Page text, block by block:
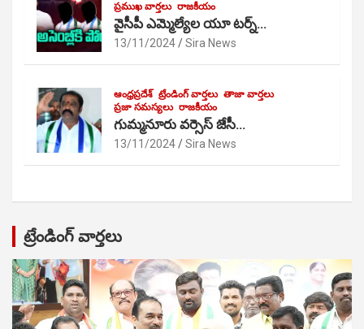
ప్రముఖ వార్తలు రాజకీయం
వైసీపీ ఎమ్మెల్యేల యూ టర్న్…
13/11/2024 Sira News
ఆంధ్రప్రదేశ్ ట్రేండింగ్ వార్తలు తాజా వార్తలు
ప్రజా సమస్యలు రాజకీయం
గుమ్మనూరు వర్సెస్ జేసీ…
13/11/2024 Sira News
ట్రేండింగ్ వార్తలు